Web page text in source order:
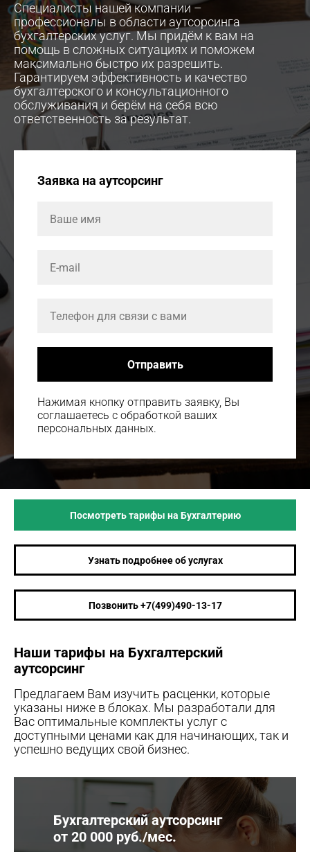
Специалисты нашей компании –
профессионалы в области аутсорсинга
бухгалтерских услуг. Мы придём к вам на
помощь в сложных ситуациях и поможем
максимально быстро их разрешить.
Гарантируем эффективность и качество
бухгалтерского и консультационного
обслуживания и берём на себя всю
ответственность за результат.
Заявка на аутсорсинг
Отправить
Нажимая кнопку отправить заявку, Вы
соглашаетесь с обработкой ваших
персональных данных.
Посмотреть тарифы на Бухгалтерию
Узнать подробнее об услугах
Позвонить +7(499)490-13-17
Наши тарифы на Бухгалтерский
аутсорсинг
Предлагаем Вам изучить расценки, которые
указаны ниже в блоках. Мы разработали для
Вас оптимальные комплекты услуг с
доступными ценами как для начинающих, так и
успешно ведущих свой бизнес.
Бухгалтерский аутсорсинг
от 20 000 руб./мес.